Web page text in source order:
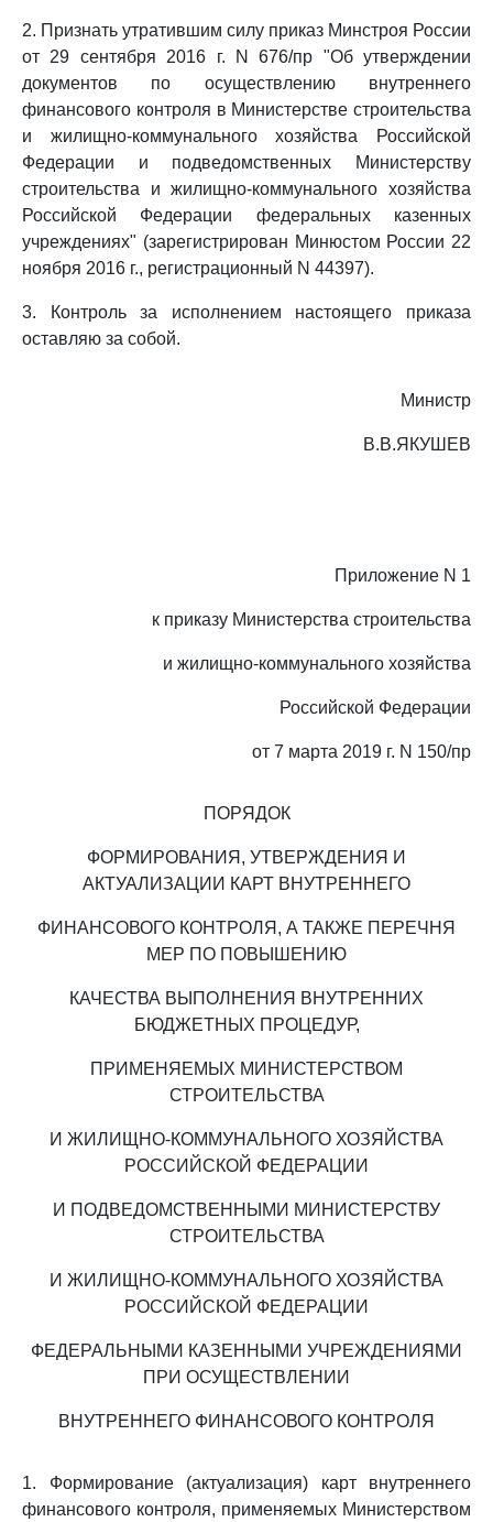
2. Признать утратившим силу приказ Минстроя России
от 29 сентября 2016 г. N 676/пр "Об утверждении
документов по осуществлению внутреннего
финансового контроля в Министерстве строительства
и жилищно-коммунального хозяйства Российской
Федерации и подведомственных Министерству
строительства и жилищно-коммунального хозяйства
Российской Федерации федеральных казенных
учреждениях" (зарегистрирован Минюстом России 22
ноября 2016 г., регистрационный N 44397).
3. Контроль за исполнением настоящего приказа
оставляю за собой.
Министр
В.В.ЯКУШЕВ
Приложение N 1
к приказу Министерства строительства
и жилищно-коммунального хозяйства
Российской Федерации
от 7 марта 2019 г. N 150/пр
ПОРЯДОК
ФОРМИРОВАНИЯ, УТВЕРЖДЕНИЯ И
АКТУАЛИЗАЦИИ КАРТ ВНУТРЕННЕГО
ФИНАНСОВОГО КОНТРОЛЯ, А ТАКЖЕ ПЕРЕЧНЯ
МЕР ПО ПОВЫШЕНИЮ
КАЧЕСТВА ВЫПОЛНЕНИЯ ВНУТРЕННИХ
БЮДЖЕТНЫХ ПРОЦЕДУР,
ПРИМЕНЯЕМЫХ МИНИСТЕРСТВОМ
СТРОИТЕЛЬСТВА
И ЖИЛИЩНО-КОММУНАЛЬНОГО ХОЗЯЙСТВА
РОССИЙСКОЙ ФЕДЕРАЦИИ
И ПОДВЕДОМСТВЕННЫМИ МИНИСТЕРСТВУ
СТРОИТЕЛЬСТВА
И ЖИЛИЩНО-КОММУНАЛЬНОГО ХОЗЯЙСТВА
РОССИЙСКОЙ ФЕДЕРАЦИИ
ФЕДЕРАЛЬНЫМИ КАЗЕННЫМИ УЧРЕЖДЕНИЯМИ
ПРИ ОСУЩЕСТВЛЕНИИ
ВНУТРЕННЕГО ФИНАНСОВОГО КОНТРОЛЯ
1. Формирование (актуализация) карт внутреннего
финансового контроля, применяемых Министерством